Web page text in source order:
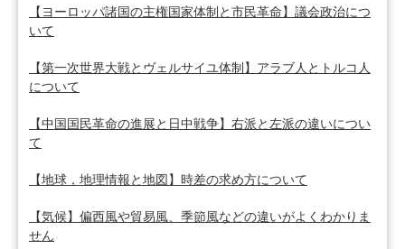
【ヨーロッパ諸国の主権国家体制と市民革命】議会政治につ
いて
【第一次世界大戦とヴェルサイユ体制】アラブ人とトルコ人
について
【中国国民革命の進展と日中戦争】右派と左派の違いについ
て
【地球，地理情報と地図】時差の求め方について
【気候】偏西風や貿易風、季節風などの違いがよくわかりま
せん